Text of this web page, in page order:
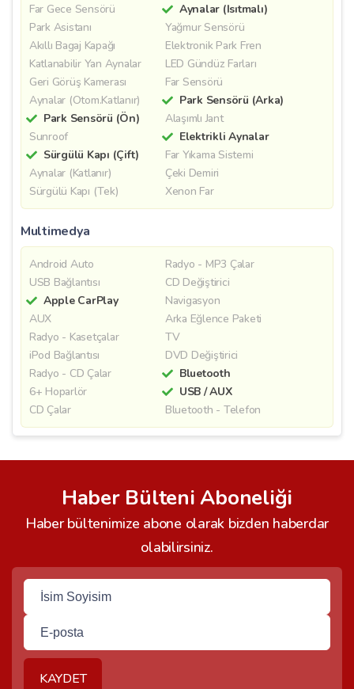
Far Gece Sensörü
Aynalar (Isıtmalı)
Park Asistanı
Yağmur Sensörü
Akıllı Bagaj Kapağı
Elektronik Park Fren
Katlanabilir Yan Aynalar
LED Gündüz Farları
Geri Görüş Kamerası
Far Sensörü
Aynalar (Otom.Katlanır)
Park Sensörü (Arka)
Park Sensörü (Ön)
Alaşımlı Jant
Sunroof
Elektrikli Aynalar
Sürgülü Kapı (Çift)
Far Yıkama Sistemi
Aynalar (Katlanır)
Çeki Demiri
Sürgülü Kapı (Tek)
Xenon Far
Multimedya
Android Auto
Radyo - MP3 Çalar
USB Bağlantısı
CD Değiştirici
Apple CarPlay
Navigasyon
AUX
Arka Eğlence Paketi
Radyo - Kasetçalar
TV
iPod Bağlantısı
DVD Değiştirici
Radyo - CD Çalar
Bluetooth
6+ Hoparlör
USB / AUX
CD Çalar
Bluetooth - Telefon
Haber Bülteni Aboneliği
Haber bültenimize abone olarak bizden haberdar
olabilirsiniz.
KAYDET